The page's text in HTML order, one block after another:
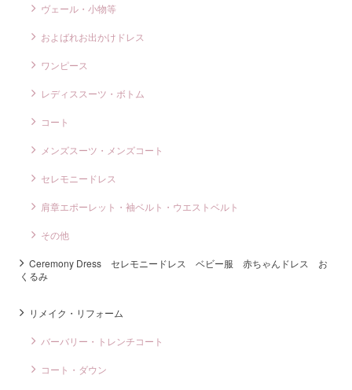
ヴェール・小物等
およばれお出かけドレス
ワンピース
レディススーツ・ボトム
コート
メンズスーツ・メンズコート
セレモニードレス
肩章エポーレット・袖ベルト・ウエストベルト
その他
Ceremony Dress セレモニードレス ベビー服 赤ちゃんドレス お
くるみ
リメイク・リフォーム
バーバリー・トレンチコート
コート・ダウン